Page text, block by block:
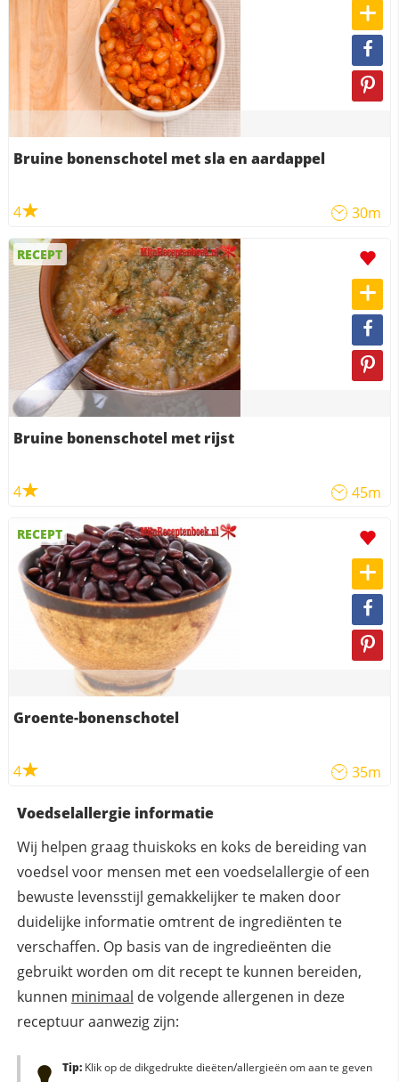
Bruine bonenschotel met sla en aardappel
4 30m
RECEPT
Bruine bonenschotel met rijst
4 45m
RECEPT
Groente-bonenschotel
4 35m
Voedselallergie informatie
Wij helpen graag thuiskoks en koks de bereiding van
voedsel voor mensen met een voedselallergie of een
bewuste levensstijl gemakkelijker te maken door
duidelijke informatie omtrent de ingrediënten te
verschaffen. Op basis van de ingredieënten die
gebruikt worden om dit recept te kunnen bereiden,
kunnen minimaal de volgende allergenen in deze
receptuur aanwezig zijn:
Tip:Klik op de dikgedrukte dieëten/allergieën om aan te geven